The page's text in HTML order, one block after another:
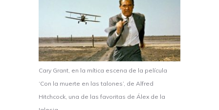
Cary Grant, en la mítica escena de la película
‘Con la muerte en las talones’, de Alfred
Hitchcock, una de las favoritas de Álex de la